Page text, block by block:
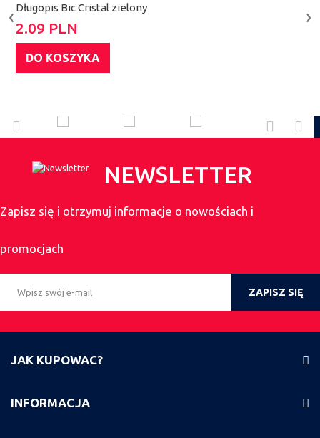
Długopis Bic Cristal zielony
2.09 PLN
DO KOSZYKA
‹ ›
NEWSLETTER
Zapisz się i otrzymuj informacje o nowościach i
promocjach
ZAPISZ SIĘ
JAK KUPOWAC?
INFORMACJA